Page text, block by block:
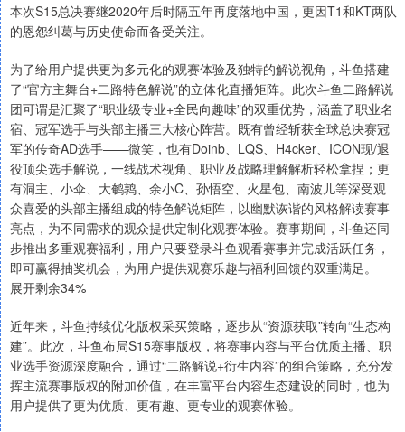
本次S15总决赛继2020年后时隔五年再度落地中国，更因T1和KT两队
的恩怨纠葛与历史使命而备受关注。
为了给用户提供更为多元化的观赛体验及独特的解说视角，斗鱼搭建
了“官方主舞台+二路特色解说”的立体化直播矩阵。此次斗鱼二路解说
团可谓是汇聚了“职业级专业+全民向趣味”的双重优势，涵盖了职业名
宿、冠军选手与头部主播三大核心阵营。既有曾经斩获全球总决赛冠
军的传奇AD选手——微笑，也有Doinb、LQS、H4cker、ICON现/退
役顶尖选手解说，一线战术视角、职业及战略理解解析轻松拿捏；更
有洞主、小伞、大鹌鹑、余小C、孙悟空、火星包、南波儿等深受观
众喜爱的头部主播组成的特色解说矩阵，以幽默诙谐的风格解读赛事
亮点，为不同需求的观众提供定制化观赛体验。赛事期间，斗鱼还同
步推出多重观赛福利，用户只要登录斗鱼观看赛事并完成活跃任务，
即可赢得抽奖机会，为用户提供观赛乐趣与福利回馈的双重满足。
展开剩余34%
近年来，斗鱼持续优化版权采买策略，逐步从“资源获取”转向“生态构
建”。此次，斗鱼布局S15赛事版权，将赛事内容与平台优质主播、职
业选手资源深度融合，通过“二路解说+衍生内容”的组合策略，充分发
挥主流赛事版权的附加价值，在丰富平台内容生态建设的同时，也为
用户提供了更为优质、更有趣、更专业的观赛体验。